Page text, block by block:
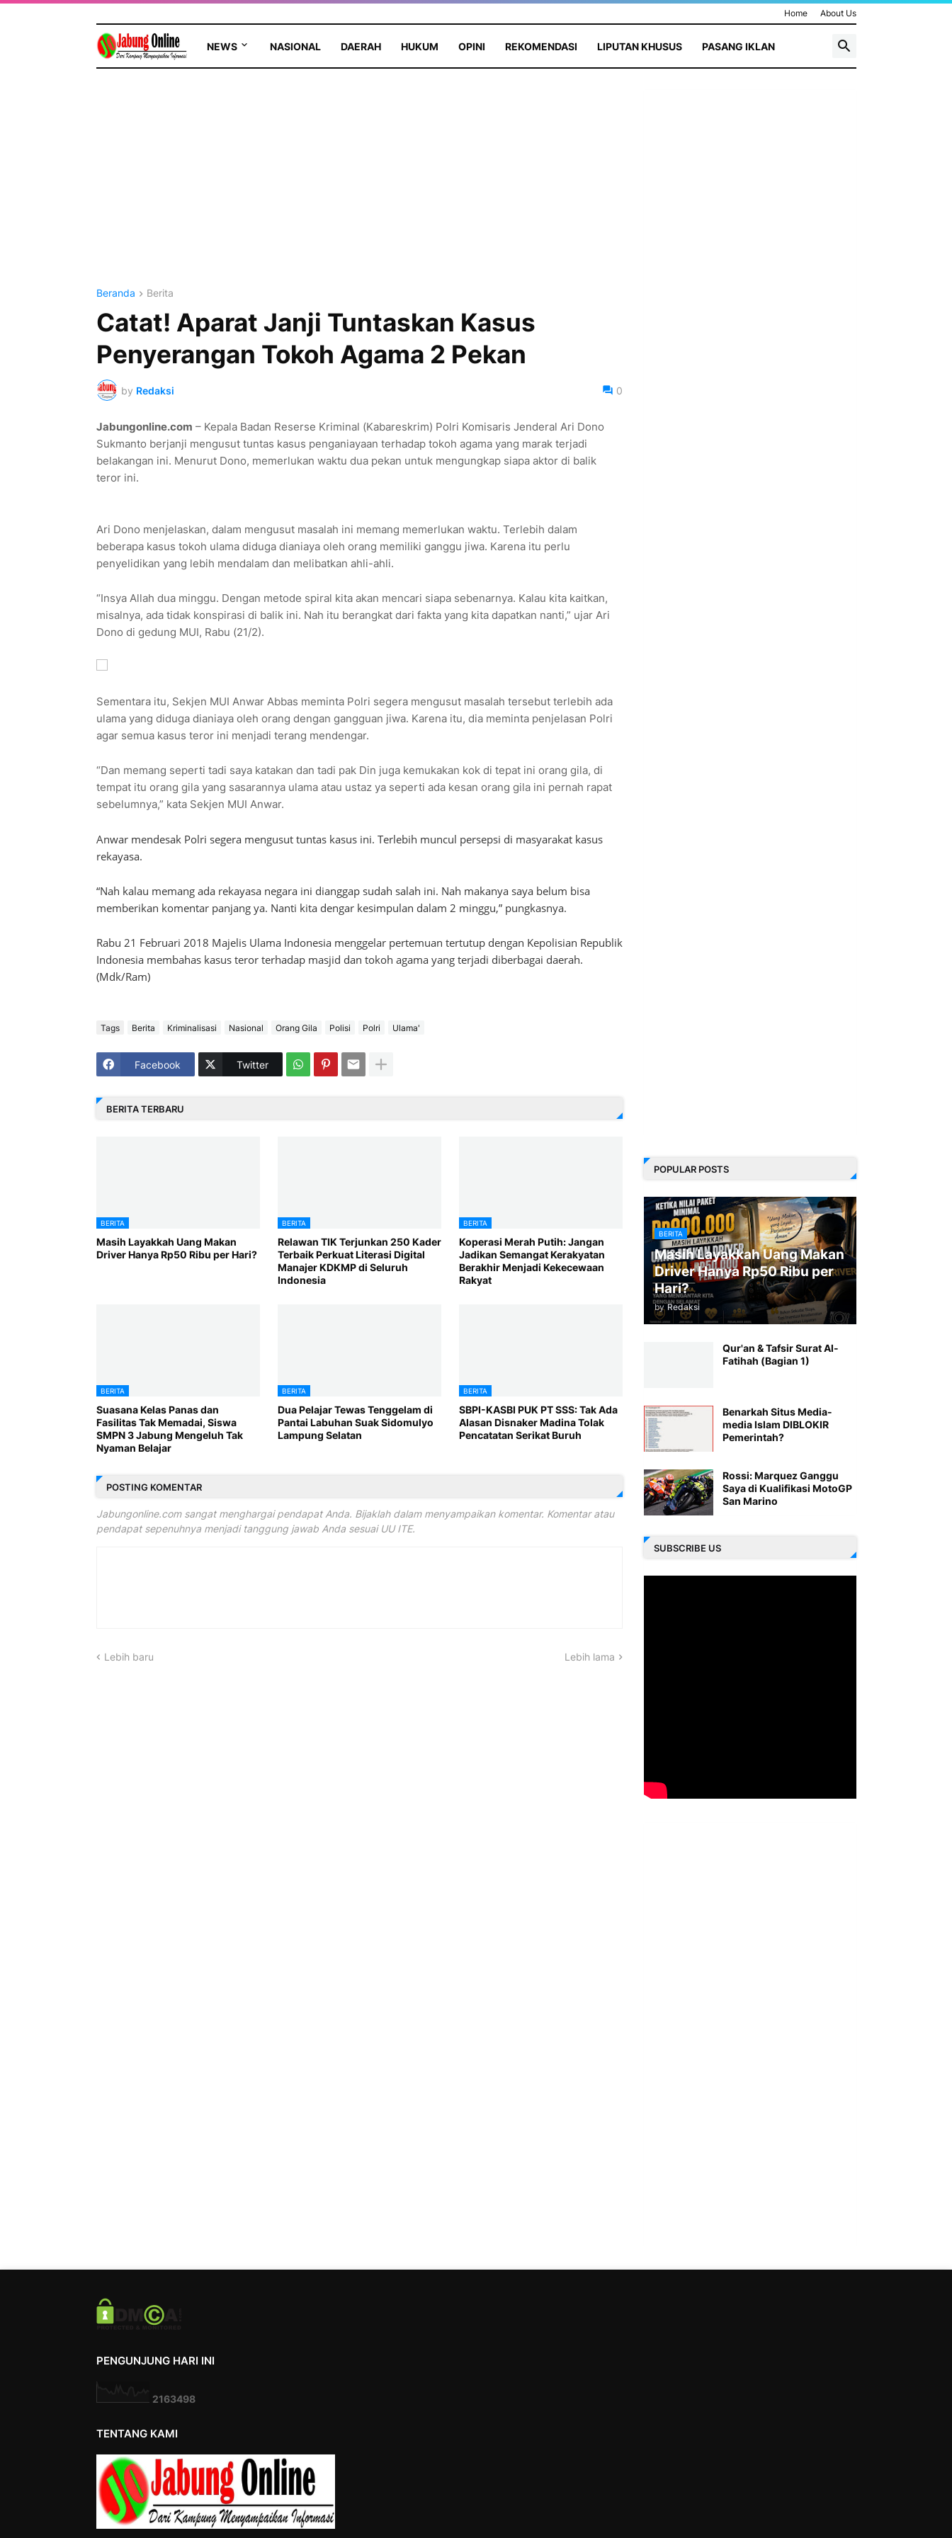
Home About Us
NEWS NASIONAL DAERAH HUKUM OPINI REKOMENDASI LIPUTAN KHUSUS PASANG IKLAN
Beranda Berita
Catat! Aparat Janji Tuntaskan Kasus
Penyerangan Tokoh Agama 2 Pekan
by Redaksi 0
Jabungonline.com – Kepala Badan Reserse Kriminal (Kabareskrim) Polri Komisaris Jenderal Ari Dono
Sukmanto berjanji mengusut tuntas kasus penganiayaan terhadap tokoh agama yang marak terjadi
belakangan ini. Menurut Dono, memerlukan waktu dua pekan untuk mengungkap siapa aktor di balik
teror ini.
Ari Dono menjelaskan, dalam mengusut masalah ini memang memerlukan waktu. Terlebih dalam
beberapa kasus tokoh ulama diduga dianiaya oleh orang memiliki ganggu jiwa. Karena itu perlu
penyelidikan yang lebih mendalam dan melibatkan ahli-ahli.
“Insya Allah dua minggu. Dengan metode spiral kita akan mencari siapa sebenarnya. Kalau kita kaitkan,
misalnya, ada tidak konspirasi di balik ini. Nah itu berangkat dari fakta yang kita dapatkan nanti,” ujar Ari
Dono di gedung MUI, Rabu (21/2).
Sementara itu, Sekjen MUI Anwar Abbas meminta Polri segera mengusut masalah tersebut terlebih ada
ulama yang diduga dianiaya oleh orang dengan gangguan jiwa. Karena itu, dia meminta penjelasan Polri
agar semua kasus teror ini menjadi terang mendengar.
“Dan memang seperti tadi saya katakan dan tadi pak Din juga kemukakan kok di tepat ini orang gila, di
tempat itu orang gila yang sasarannya ulama atau ustaz ya seperti ada kesan orang gila ini pernah rapat
sebelumnya,” kata Sekjen MUI Anwar.
Anwar mendesak Polri segera mengusut tuntas kasus ini. Terlebih muncul persepsi di masyarakat kasus
rekayasa.
“Nah kalau memang ada rekayasa negara ini dianggap sudah salah ini. Nah makanya saya belum bisa
memberikan komentar panjang ya. Nanti kita dengar kesimpulan dalam 2 minggu,” pungkasnya.
Rabu 21 Februari 2018 Majelis Ulama Indonesia menggelar pertemuan tertutup dengan Kepolisian Republik
Indonesia membahas kasus teror terhadap masjid dan tokoh agama yang terjadi diberbagai daerah.
(Mdk/Ram)
Tags Berita Kriminalisasi Nasional Orang Gila Polisi Polri Ulama'
Facebook Twitter
BERITA TERBARU
BERITA
Masih Layakkah Uang Makan
Driver Hanya Rp50 Ribu per Hari?
BERITA
Relawan TIK Terjunkan 250 Kader
Terbaik Perkuat Literasi Digital
Manajer KDKMP di Seluruh
Indonesia
BERITA
Koperasi Merah Putih: Jangan
Jadikan Semangat Kerakyatan
Berakhir Menjadi Kekecewaan
Rakyat
BERITA
Suasana Kelas Panas dan
Fasilitas Tak Memadai, Siswa
SMPN 3 Jabung Mengeluh Tak
Nyaman Belajar
BERITA
Dua Pelajar Tewas Tenggelam di
Pantai Labuhan Suak Sidomulyo
Lampung Selatan
BERITA
SBPI-KASBI PUK PT SSS: Tak Ada
Alasan Disnaker Madina Tolak
Pencatatan Serikat Buruh
POSTING KOMENTAR
Jabungonline.com sangat menghargai pendapat Anda. Bijaklah dalam menyampaikan komentar. Komentar atau
pendapat sepenuhnya menjadi tanggung jawab Anda sesuai UU ITE.
Lebih baru Lebih lama
POPULAR POSTS
BERITA
Masih Layakkah Uang Makan
Driver Hanya Rp50 Ribu per
Hari?
by Redaksi
Qur'an & Tafsir Surat Al-
Fatihah (Bagian 1)
Benarkah Situs Media-
media Islam DIBLOKIR
Pemerintah?
Rossi: Marquez Ganggu
Saya di Kualifikasi MotoGP
San Marino
SUBSCRIBE US
PENGUNJUNG HARI INI
2163498
TENTANG KAMI